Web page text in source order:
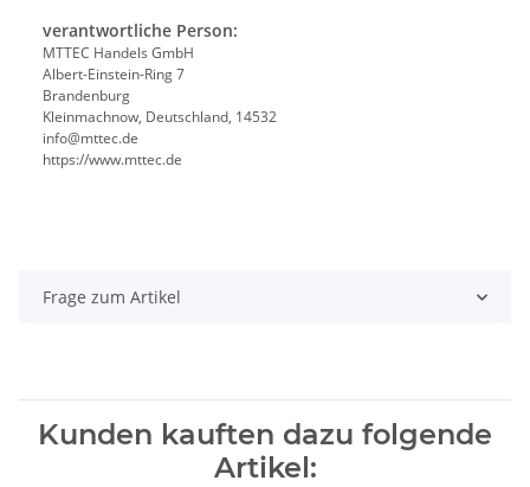
verantwortliche Person:
MTTEC Handels GmbH
Albert-Einstein-Ring 7
Brandenburg
Kleinmachnow, Deutschland, 14532
info@mttec.de
https://www.mttec.de
Frage zum Artikel
Kunden kauften dazu folgende
Artikel: